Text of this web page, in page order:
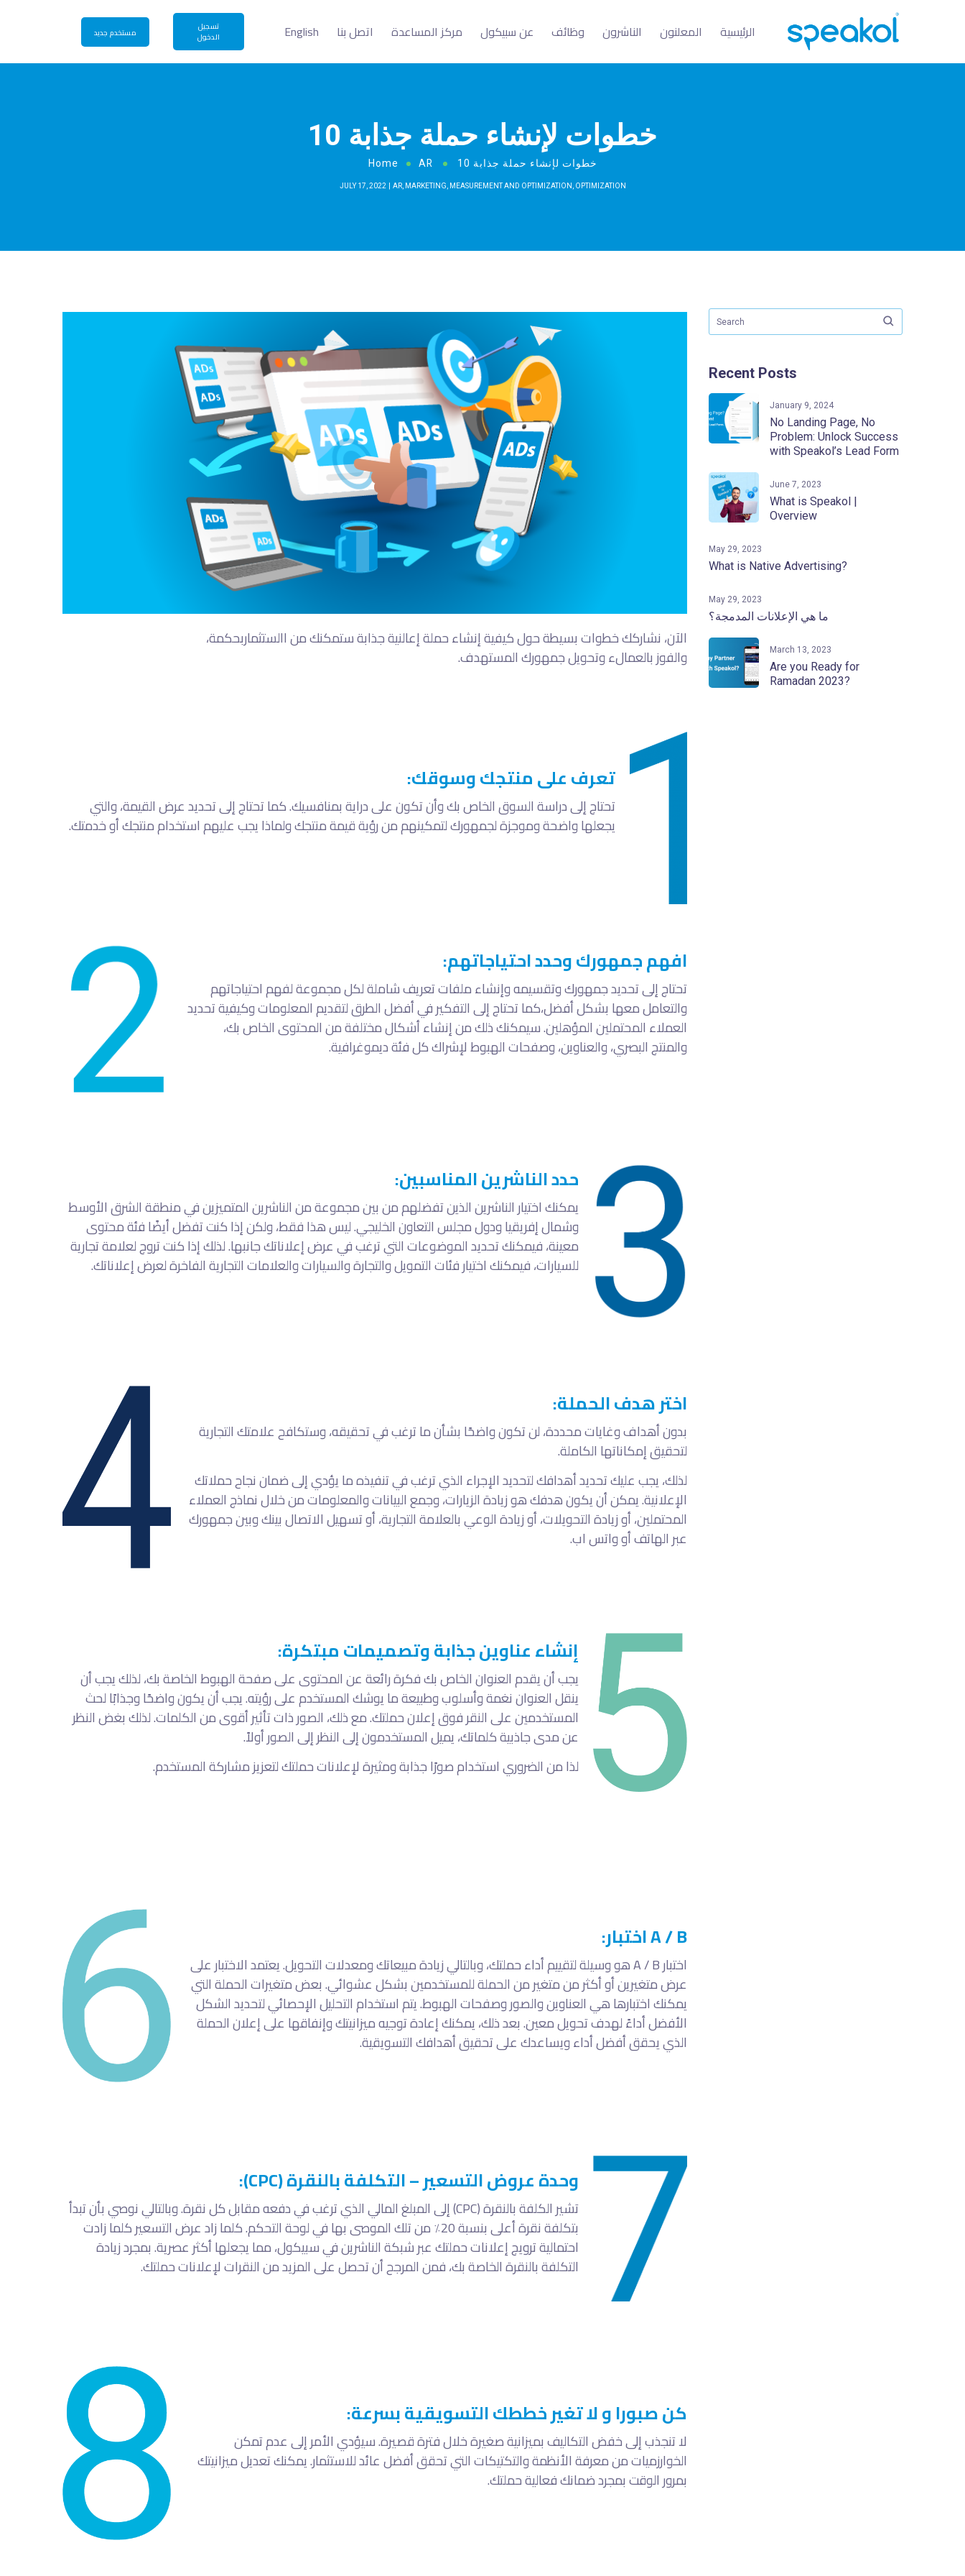
مستخدم جديد تسجيل
الدخول English اتصل بنا مركز المساعدة عن سبيكول وظائف الناشرون المعلنون الرئيسية
10 خطوات لإنشاء حملة جذابة
Home AR 10 خطوات لإنشاء حملة جذابة
JULY 17, 2022 AR, MARKETING MEASUREMENT AND OPTIMIZATION OPTIMIZATION
الآن، نشاركك خطوات بسيطة حول كيفية إنشاء حملة إعالنية جذابة ستمكنك من االستثماربحكمة،
والفوز بالعمالء وتحويل جمهورك المستهدف.
تعرف على منتجك وسوقك:
تحتاج إلى دراسة السوق الخاص بك وأن تكون على دراية بمنافسيك. كما تحتاج إلى تحديد عرض القيمة، والتي
يجعلها واضحة وموجزة لجمهورك لتمكينهم من رؤية قيمة منتجك ولماذا يجب عليهم استخدام منتجك أو خدمتك.
افهم جمهورك وحدد احتياجاتهم:
تحتاج إلى تحديد جمهورك وتقسيمه وإنشاء ملفات تعريف شاملة لكل مجموعة لفهم احتياجاتهم
والتعامل معها بشكل أفضل،كما تحتاج إلى التفكير في أفضل الطرق لتقديم المعلومات وكيفية تحديد
العملاء المحتملين المؤهلين. سيمكنك ذلك من إنشاء أشكال مختلفة من المحتوى الخاص بك،
والمنتج البصري، والعناوين، وصفحات الهبوط لإشراك كل فئة ديموغرافية.
حدد الناشرين المناسبين:
يمكنك اختيار الناشرين الذين تفضلهم من بين مجموعة من الناشرين المتميزين في منطقة الشرق الأوسط
وشمال إفريقيا ودول مجلس التعاون الخليجي. ليس هذا فقط، ولكن إذا كنت تفضل أيضًا فئة محتوى
معينة، فيمكنك تحديد الموضوعات التي ترغب في عرض إعلاناتك جانبها. لذلك إذا كنت تروج لعلامة تجارية
للسيارات، فيمكنك اختيار فئات التمويل والتجارة والسيارات والعلامات التجارية الفاخرة لعرض إعلاناتك.
اختر هدف الحملة:
بدون أهداف وغايات محددة، لن تكون واضحًا بشأن ما ترغب في تحقيقه، وستكافح علامتك التجارية
لتحقيق إمكاناتها الكاملة.
لذلك، يجب عليك تحديد أهدافك لتحديد الإجراء الذي ترغب في تنفيذه ما يؤدي إلى ضمان نجاح حملاتك
الإعلانية. يمكن أن يكون هدفك هو زيادة الزيارات، وجمع البيانات والمعلومات من خلال نماذج العملاء
المحتملين، أو زيادة التحويلات، أو زيادة الوعي بالعلامة التجارية، أو تسهيل الاتصال بينك وبين جمهورك
عبر الهاتف أو واتس اب.
إنشاء عناوين جذابة وتصميمات مبتكرة:
يجب أن يقدم العنوان الخاص بك فكرة رائعة عن المحتوى على صفحة الهبوط الخاصة بك، لذلك يجب أن
ينقل العنوان نغمة وأسلوب وطبيعة ما يوشك المستخدم على رؤيته. يجب أن يكون واضحًا وجذابًا لحث
المستخدمين على النقر فوق إعلان حملتك. مع ذلك، الصور ذات تأثير أقوى من الكلمات. لذلك بغض النظر
عن مدى جاذبية كلماتك، يميل المستخدمون إلى النظر إلى الصور أولاً.
لذا من الضروري استخدام صورًا جذابة ومثيرة لإعلانات حملتك لتعزيز مشاركة المستخدم.
A / B اختبار:
اختبار A / B هو وسيلة لتقييم أداء حملتك، وبالتالي زيادة مبيعاتك ومعدلات التحويل. يعتمد الاختبار على
عرض متغيرين أو أكثر من متغير من الحملة للمستخدمين بشكل عشوائي. بعض متغيرات الحملة التي
يمكنك اختبارها هي العناوين والصور وصفحات الهبوط. يتم استخدام التحليل الإحصائي لتحديد الشكل
الأفضل أداءً لهدف تحويل معين. بعد ذلك، يمكنك إعادة توجيه ميزانيتك وإنفاقها على إعلان الحملة
الذي يحقق أفضل أداء ويساعدك على تحقيق أهدافك التسويقية.
وحدة عروض التسعير – التكلفة بالنقرة (CPC):
تشير الكلفة بالنقرة (CPC) إلى المبلغ المالي الذي ترغب في دفعه مقابل كل نقرة. وبالتالي نوصي بأن تبدأ
بتكلفة نقرة أعلى بنسبة 20٪ من تلك الموصى بها في لوحة التحكم. كلما زاد عرض التسعير كلما زادت
احتمالية ترويج إعلانات حملتك عبر شبكة الناشرين في سبيكول، مما يجعلها أكثر عصرية. بمجرد زيادة
التكلفة بالنقرة الخاصة بك، فمن المرجح أن تحصل على المزيد من النقرات لإعلانات حملتك.
كن صبورا و لا تغير خططك التسويقية بسرعة:
لا تنجذب إلى خفض التكاليف بميزانية صغيرة خلال فترة قصيرة. سيؤدي الأمر إلى عدم تمكن
الخوارزميات من معرفة الأنظمة والتكتيكات التي تحقق أفضل عائد للاستثمار. يمكنك تعديل ميزانيتك
بمرور الوقت بمجرد ضمانك فعالية حملتك.
Recent Posts
January 9, 2024
No Landing Page, No
Problem: Unlock Success
with Speakol’s Lead Form
June 7, 2023
What is Speakol |
Overview
May 29, 2023
What is Native Advertising?
May 29, 2023
ما هي الإعلانات المدمجة؟
March 13, 2023
Are you Ready for
Ramadan 2023?